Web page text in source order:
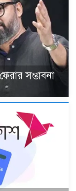
সম্ভাবনা